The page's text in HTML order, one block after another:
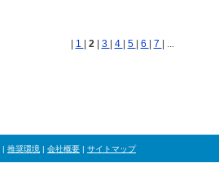
1 2 3 4 5 6 7 | ...
| 推奨環境 | 会社概要 | サイトマップ